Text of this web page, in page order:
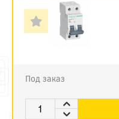
Под заказ